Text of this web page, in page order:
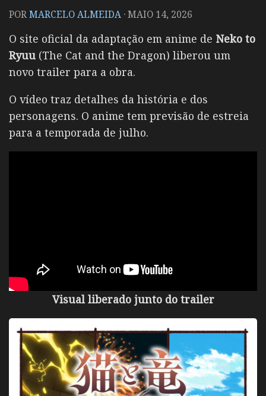
PORMARCELO ALMEIDA ·MAIO 14, 2026
O site oficial da adaptação em anime de Neko to
Ryuu (The Cat and the Dragon) liberou um
novo trailer para a obra.
O vídeo traz detalhes da história e dos
personagens. O anime tem previsão de estreia
para a temporada de julho.
Visual liberado junto do trailer